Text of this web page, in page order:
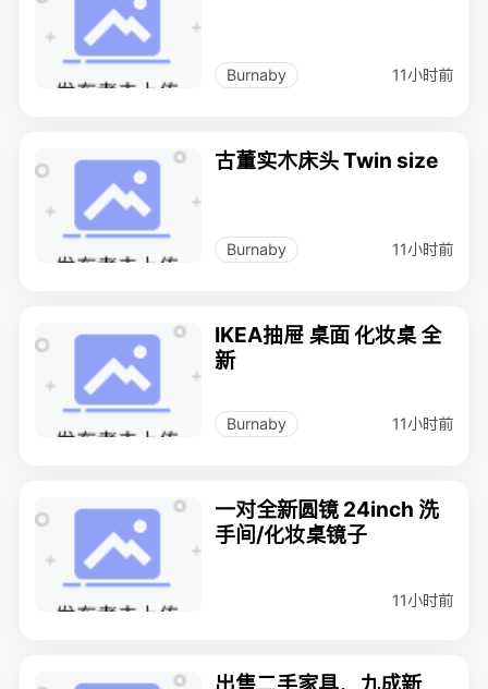
Burnaby 11小时前
古董实木床头 Twin size
Burnaby 11小时前
IKEA抽屉 桌面 化妆桌 全
新
Burnaby 11小时前
一对全新圆镜 24inch 洗
手间/化妆桌镜子
11小时前
出售二手家具，九成新